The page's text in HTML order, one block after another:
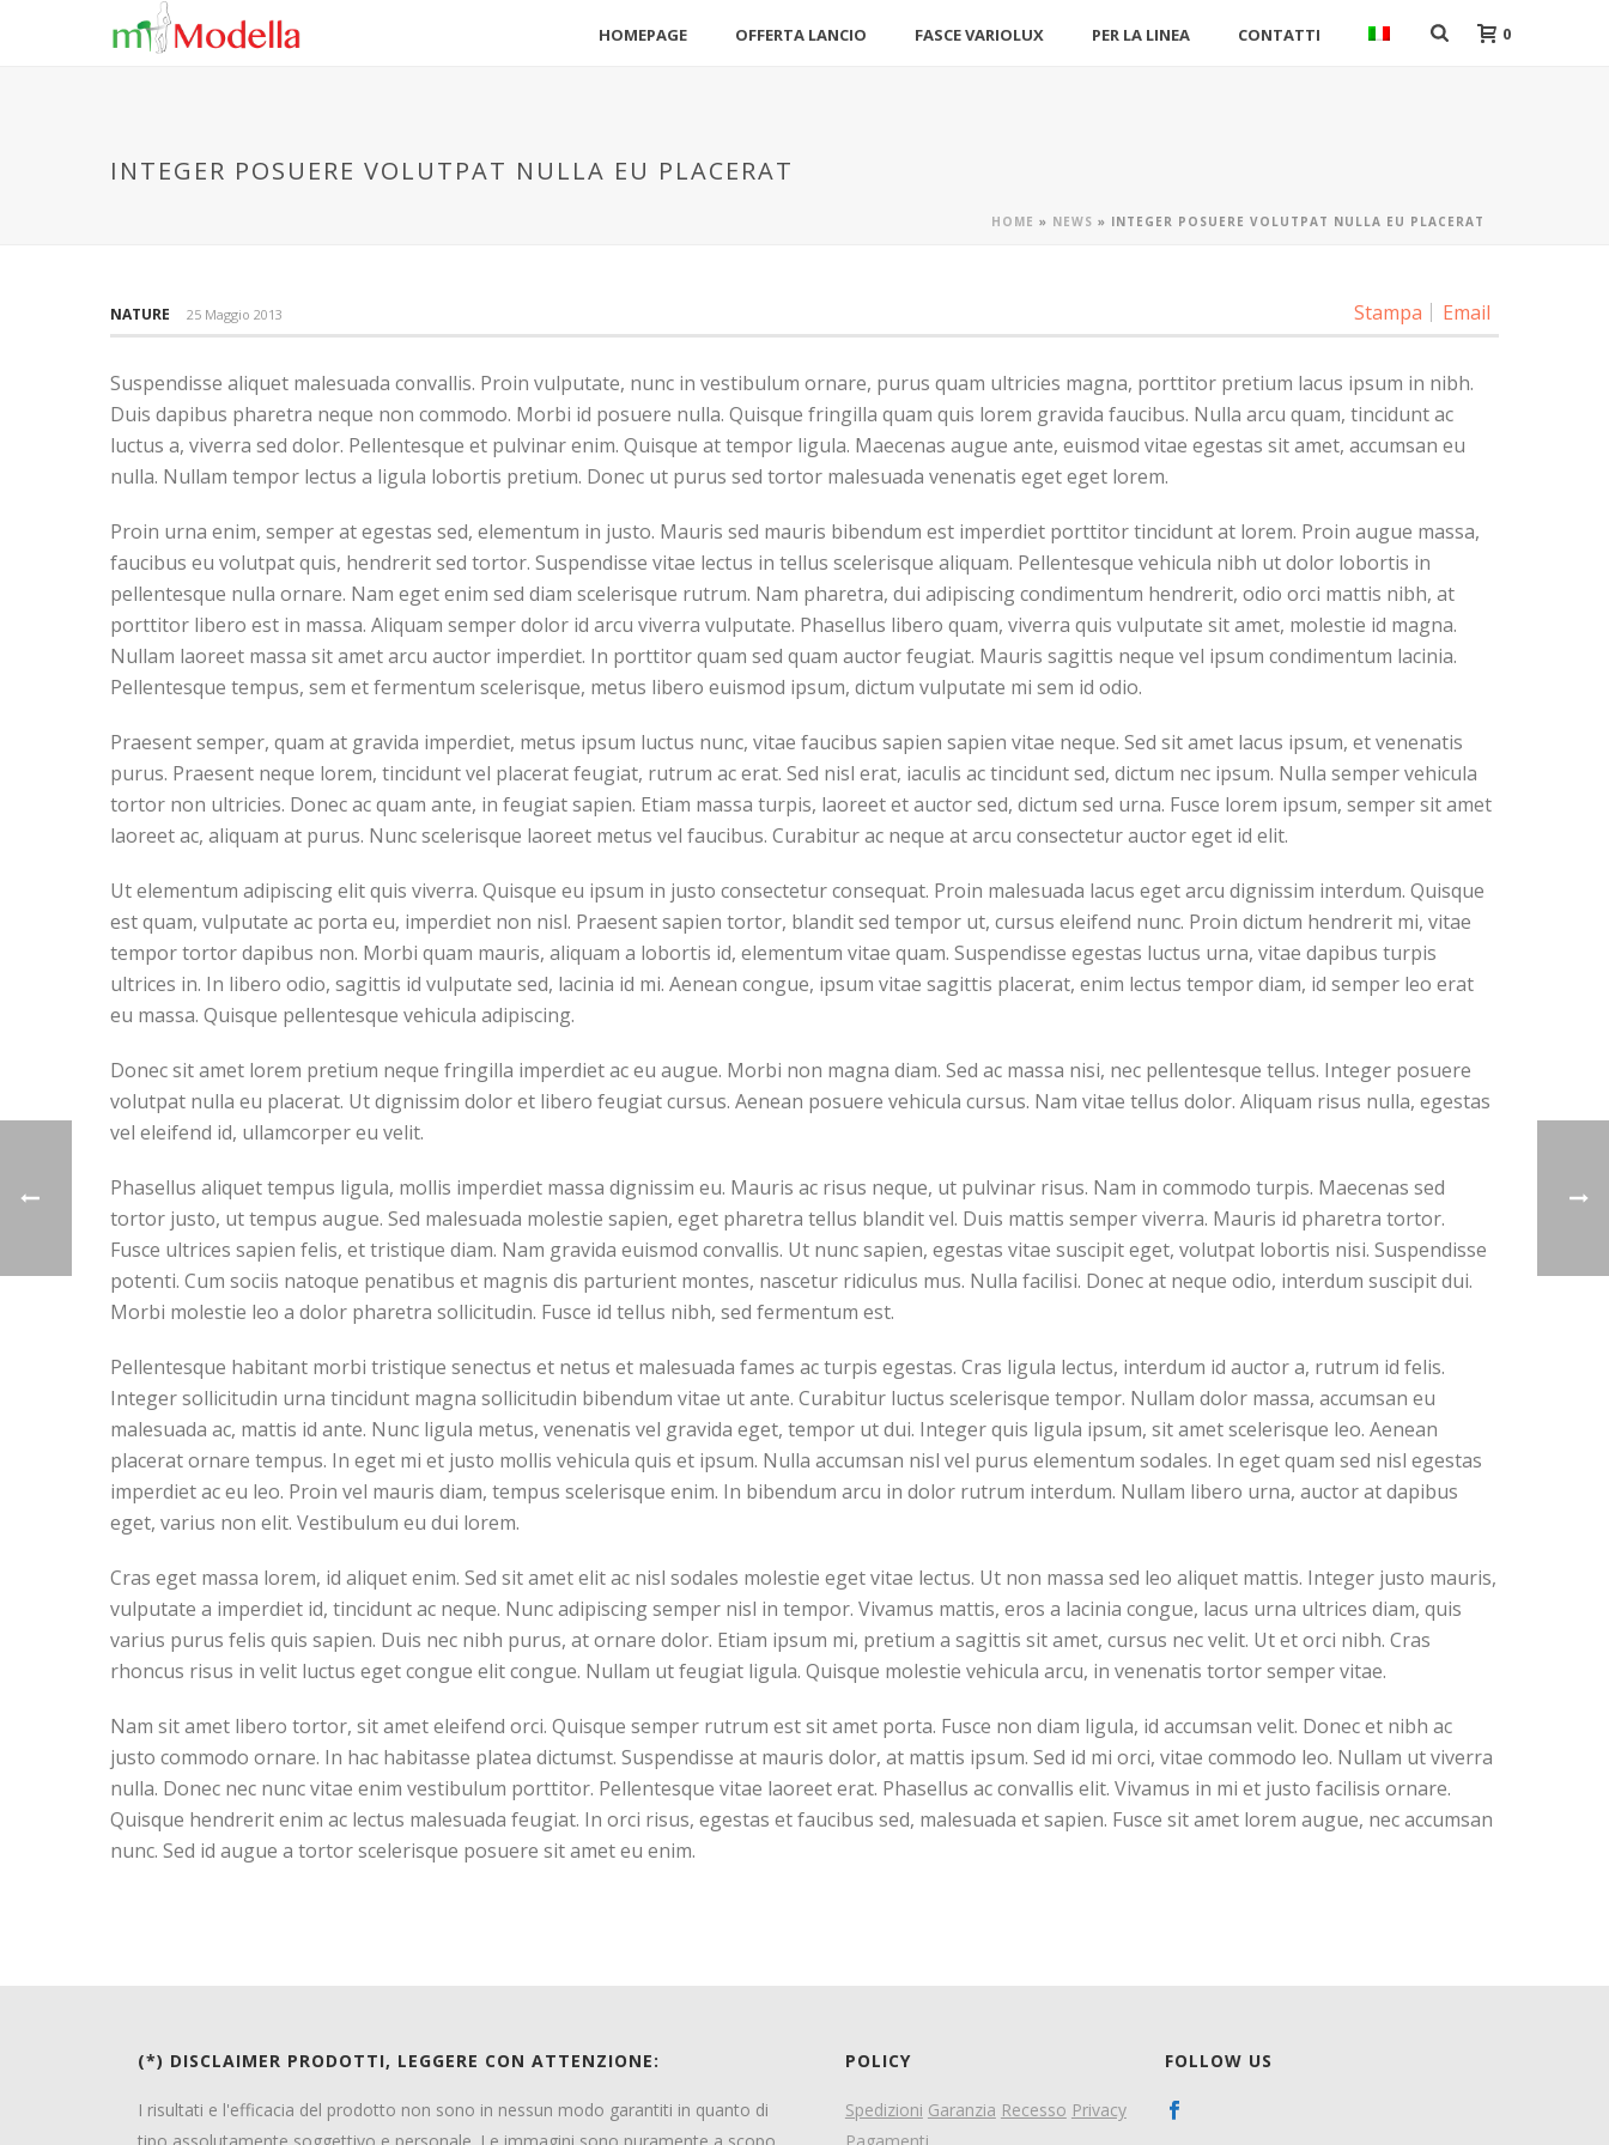
HOMEPAGE OFFERTA LANCIO FASCE VARIOLUX PER LA LINEA CONTATTI 0
INTEGER POSUERE VOLUTPAT NULLA EU PLACERAT
HOME » NEWS » INTEGER POSUERE VOLUTPAT NULLA EU PLACERAT
Stampa Email
NATURE 25 Maggio 2013
Suspendisse aliquet malesuada convallis. Proin vulputate, nunc in vestibulum ornare, purus quam ultricies magna, porttitor pretium lacus ipsum in nibh.
Duis dapibus pharetra neque non commodo. Morbi id posuere nulla. Quisque fringilla quam quis lorem gravida faucibus. Nulla arcu quam, tincidunt ac
luctus a, viverra sed dolor. Pellentesque et pulvinar enim. Quisque at tempor ligula. Maecenas augue ante, euismod vitae egestas sit amet, accumsan eu
nulla. Nullam tempor lectus a ligula lobortis pretium. Donec ut purus sed tortor malesuada venenatis eget eget lorem.
Proin urna enim, semper at egestas sed, elementum in justo. Mauris sed mauris bibendum est imperdiet porttitor tincidunt at lorem. Proin augue massa,
faucibus eu volutpat quis, hendrerit sed tortor. Suspendisse vitae lectus in tellus scelerisque aliquam. Pellentesque vehicula nibh ut dolor lobortis in
pellentesque nulla ornare. Nam eget enim sed diam scelerisque rutrum. Nam pharetra, dui adipiscing condimentum hendrerit, odio orci mattis nibh, at
porttitor libero est in massa. Aliquam semper dolor id arcu viverra vulputate. Phasellus libero quam, viverra quis vulputate sit amet, molestie id magna.
Nullam laoreet massa sit amet arcu auctor imperdiet. In porttitor quam sed quam auctor feugiat. Mauris sagittis neque vel ipsum condimentum lacinia.
Pellentesque tempus, sem et fermentum scelerisque, metus libero euismod ipsum, dictum vulputate mi sem id odio.
Praesent semper, quam at gravida imperdiet, metus ipsum luctus nunc, vitae faucibus sapien sapien vitae neque. Sed sit amet lacus ipsum, et venenatis
purus. Praesent neque lorem, tincidunt vel placerat feugiat, rutrum ac erat. Sed nisl erat, iaculis ac tincidunt sed, dictum nec ipsum. Nulla semper vehicula
tortor non ultricies. Donec ac quam ante, in feugiat sapien. Etiam massa turpis, laoreet et auctor sed, dictum sed urna. Fusce lorem ipsum, semper sit amet
laoreet ac, aliquam at purus. Nunc scelerisque laoreet metus vel faucibus. Curabitur ac neque at arcu consectetur auctor eget id elit.
Ut elementum adipiscing elit quis viverra. Quisque eu ipsum in justo consectetur consequat. Proin malesuada lacus eget arcu dignissim interdum. Quisque
est quam, vulputate ac porta eu, imperdiet non nisl. Praesent sapien tortor, blandit sed tempor ut, cursus eleifend nunc. Proin dictum hendrerit mi, vitae
tempor tortor dapibus non. Morbi quam mauris, aliquam a lobortis id, elementum vitae quam. Suspendisse egestas luctus urna, vitae dapibus turpis
ultrices in. In libero odio, sagittis id vulputate sed, lacinia id mi. Aenean congue, ipsum vitae sagittis placerat, enim lectus tempor diam, id semper leo erat
eu massa. Quisque pellentesque vehicula adipiscing.
Donec sit amet lorem pretium neque fringilla imperdiet ac eu augue. Morbi non magna diam. Sed ac massa nisi, nec pellentesque tellus. Integer posuere
volutpat nulla eu placerat. Ut dignissim dolor et libero feugiat cursus. Aenean posuere vehicula cursus. Nam vitae tellus dolor. Aliquam risus nulla, egestas
vel eleifend id, ullamcorper eu velit.
Phasellus aliquet tempus ligula, mollis imperdiet massa dignissim eu. Mauris ac risus neque, ut pulvinar risus. Nam in commodo turpis. Maecenas sed
tortor justo, ut tempus augue. Sed malesuada molestie sapien, eget pharetra tellus blandit vel. Duis mattis semper viverra. Mauris id pharetra tortor.
Fusce ultrices sapien felis, et tristique diam. Nam gravida euismod convallis. Ut nunc sapien, egestas vitae suscipit eget, volutpat lobortis nisi. Suspendisse
potenti. Cum sociis natoque penatibus et magnis dis parturient montes, nascetur ridiculus mus. Nulla facilisi. Donec at neque odio, interdum suscipit dui.
Morbi molestie leo a dolor pharetra sollicitudin. Fusce id tellus nibh, sed fermentum est.
Pellentesque habitant morbi tristique senectus et netus et malesuada fames ac turpis egestas. Cras ligula lectus, interdum id auctor a, rutrum id felis.
Integer sollicitudin urna tincidunt magna sollicitudin bibendum vitae ut ante. Curabitur luctus scelerisque tempor. Nullam dolor massa, accumsan eu
malesuada ac, mattis id ante. Nunc ligula metus, venenatis vel gravida eget, tempor ut dui. Integer quis ligula ipsum, sit amet scelerisque leo. Aenean
placerat ornare tempus. In eget mi et justo mollis vehicula quis et ipsum. Nulla accumsan nisl vel purus elementum sodales. In eget quam sed nisl egestas
imperdiet ac eu leo. Proin vel mauris diam, tempus scelerisque enim. In bibendum arcu in dolor rutrum interdum. Nullam libero urna, auctor at dapibus
eget, varius non elit. Vestibulum eu dui lorem.
Cras eget massa lorem, id aliquet enim. Sed sit amet elit ac nisl sodales molestie eget vitae lectus. Ut non massa sed leo aliquet mattis. Integer justo mauris,
vulputate a imperdiet id, tincidunt ac neque. Nunc adipiscing semper nisl in tempor. Vivamus mattis, eros a lacinia congue, lacus urna ultrices diam, quis
varius purus felis quis sapien. Duis nec nibh purus, at ornare dolor. Etiam ipsum mi, pretium a sagittis sit amet, cursus nec velit. Ut et orci nibh. Cras
rhoncus risus in velit luctus eget congue elit congue. Nullam ut feugiat ligula. Quisque molestie vehicula arcu, in venenatis tortor semper vitae.
Nam sit amet libero tortor, sit amet eleifend orci. Quisque semper rutrum est sit amet porta. Fusce non diam ligula, id accumsan velit. Donec et nibh ac
justo commodo ornare. In hac habitasse platea dictumst. Suspendisse at mauris dolor, at mattis ipsum. Sed id mi orci, vitae commodo leo. Nullam ut viverra
nulla. Donec nec nunc vitae enim vestibulum porttitor. Pellentesque vitae laoreet erat. Phasellus ac convallis elit. Vivamus in mi et justo facilisis ornare.
Quisque hendrerit enim ac lectus malesuada feugiat. In orci risus, egestas et faucibus sed, malesuada et sapien. Fusce sit amet lorem augue, nec accumsan
nunc. Sed id augue a tortor scelerisque posuere sit amet eu enim.
(*) DISCLAIMER PRODOTTI, LEGGERE CON ATTENZIONE:
I risultati e l'efficacia del prodotto non sono in nessun modo garantiti in quanto di
POLICY
Spedizioni Garanzia Recesso Privacy
FOLLOW US